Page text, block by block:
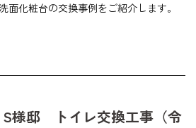
面化粧台の交換事例をご紹介します。
様邸 トイレ交換工事（令